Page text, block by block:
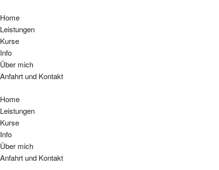
Home
Leistungen
Kurse
Info
Über mich
Anfahrt und Kontakt
Home
Leistungen
Kurse
Info
Über mich
Anfahrt und Kontakt